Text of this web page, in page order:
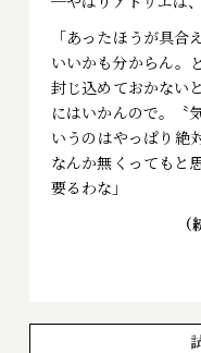
「あったほうが具
いいかも分からん。
封じ込めておかない
にはいかんので。〝
いうのはやっぱり絶
なんか無くってもと
要るわな」